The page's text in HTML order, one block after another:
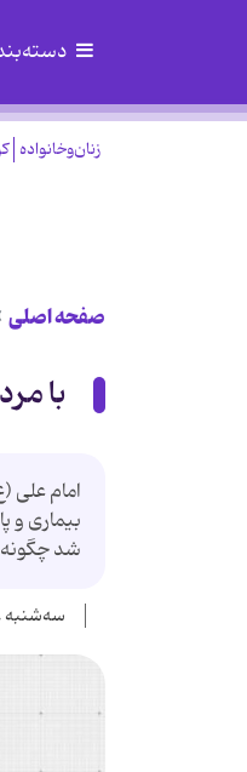
زنان‌وخانواده
صفحه اصلی
با
امام علی
شد چگونه
سه‌شنبه ۸ مهر ۱۳۹۹ - ۰۰:۰۰